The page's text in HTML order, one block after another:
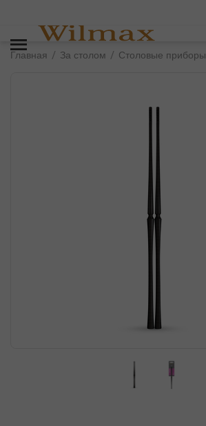
Главная / За столом / Столовые приборы